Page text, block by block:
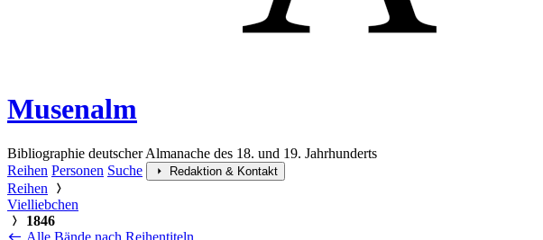
Musenalm
Bibliographie deutscher Almanache des 18. und 19. Jahrhunderts
Reihen Personen Suche Redaktion & Kontakt
Reihen
Vielliebchen
1846
Alle Bände nach Reihentiteln